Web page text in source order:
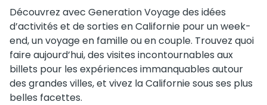
Découvrez avec Generation Voyage des idées
d’activités et de sorties en Californie pour un week-
end, un voyage en famille ou en couple. Trouvez quoi
faire aujourd’hui, des visites incontournables aux
billets pour les expériences immanquables autour
des grandes villes, et vivez la Californie sous ses plus
belles facettes.